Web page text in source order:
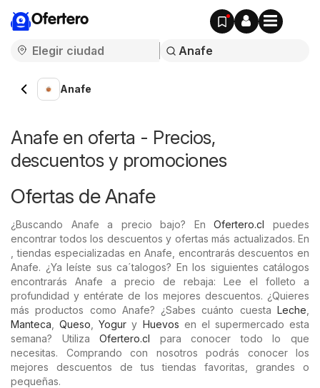
Ofertero
Anafe
Anafe en oferta - Precios,
descuentos y promociones
Ofertas de Anafe
¿Buscando Anafe a precio bajo? EnOfertero.cl puedes
encontrar todos los descuentos y ofertas más actualizados. En
, tiendas especializadas en Anafe, encontrarás descuentos en
Anafe. ¿Ya leíste sus ca´talogos? En los siguientes catálogos
encontrarás Anafe a precio de rebaja: Lee el folleto a
profundidad y entérate de los mejores descuentos. ¿Quieres
más productos como Anafe? ¿Sabes cuánto cuesta Leche
Manteca ,Queso ,Yogur y Huevos en el supermercado esta
semana? UtilizaOfertero.cl para conocer todo lo que
necesitas. Comprando con nosotros podrás conocer los
mejores descuentos de tus tiendas favoritas, grandes o
pequeñas.